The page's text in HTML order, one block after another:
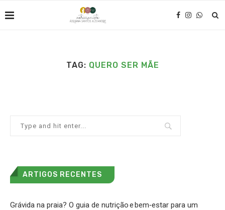
TAG: QUERO SER MÃE
ARTIGOS RECENTES
Grávida na praia? O guia de nutrição e bem‑estar para um